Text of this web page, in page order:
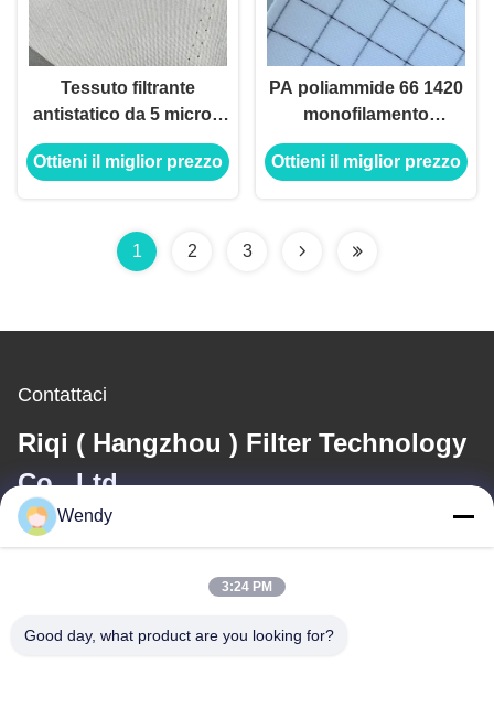
Tessuto filtrante
antistatico da 5 micron
in acciaio inossidabile
larghezza 1,5M
Ottieni il miglior prezzo
PA poliammide 66 1420
monofilamento
reticolare antistatico
tessuto di filtro per la
Ottieni il miglior prezzo
1 2 3
Contattaci
Riqi ( Hangzhou ) Filter Technology
Co., Ltd.
E-mail
wendy@hzriqi.com
Wendy
3:24 PM
Good day, what product are you looking for?